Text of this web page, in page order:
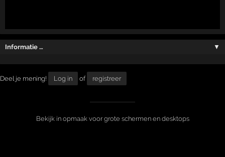
Informatie … ▼
Deel je mening! Log in of registreer
Bekijk in opmaak voor grote schermen en desktops